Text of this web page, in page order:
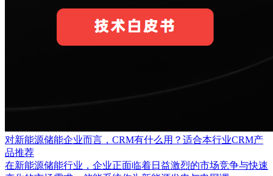
对新能源储能企业而言，CRM有什么用？适合本行业CRM产
品推荐
在新能源储能行业，企业正面临着日益激烈的市场竞争与快速